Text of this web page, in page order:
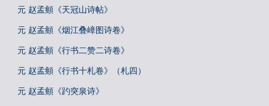
元 赵孟頫《天冠山诗帖》
元 赵孟頫《烟江叠嶂图诗卷》
元 赵孟頫《行书二赞二诗卷》
元 赵孟頫《行书十札卷》（札四）
元 赵孟頫《趵突泉诗》